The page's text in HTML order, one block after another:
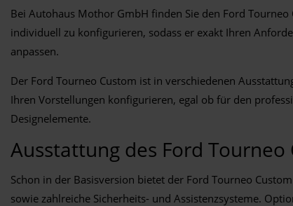
Bei Autohaus Mothor GmbH finden Sie den Ford
individuell zu konfigurieren, sodass er exakt Ihren
anpassen.
Der Ford Tourneo Custom ist in verschiedenen
Ihren Vorstellungen konfigurieren, egal ob für den
Designelemente.
Ausstattung des Ford Tourneo
Schon in der Basisversion bietet der Ford Tourneo
sowie zahlreiche Sicherheits- und Assistenzsysteme.